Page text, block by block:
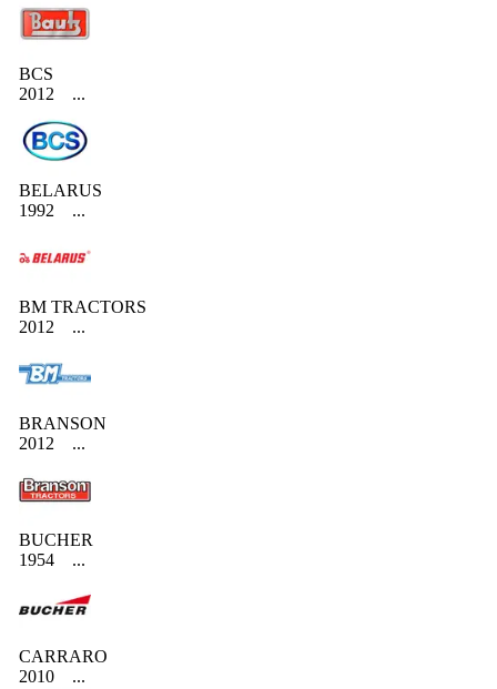
BCS
2012
...
BELARUS
1992
...
BM TRACTORS
2012
...
BRANSON
2012
...
BUCHER
1954
...
CARRARO
2010
...